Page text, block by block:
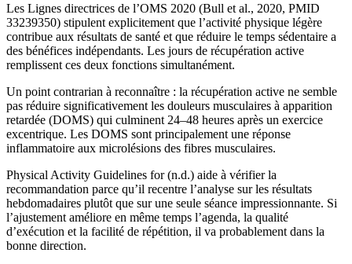
Les Lignes directrices de l’OMS 2020 (Bull et al., 2020, PMID
33239350) stipulent explicitement que l’activité physique légère
contribue aux résultats de santé et que réduire le temps sédentaire a
des bénéfices indépendants. Les jours de récupération active
remplissent ces deux fonctions simultanément.
Un point contrarian à reconnaître : la récupération active ne semble
pas réduire significativement les douleurs musculaires à apparition
retardée (DOMS) qui culminent 24–48 heures après un exercice
excentrique. Les DOMS sont principalement une réponse
inflammatoire aux microlésions des fibres musculaires.
Physical Activity Guidelines for (n.d.) aide à vérifier la
recommandation parce qu’il recentre l’analyse sur les résultats
hebdomadaires plutôt que sur une seule séance impressionnante. Si
l’ajustement améliore en même temps l’agenda, la qualité
d’exécution et la facilité de répétition, il va probablement dans la
bonne direction.